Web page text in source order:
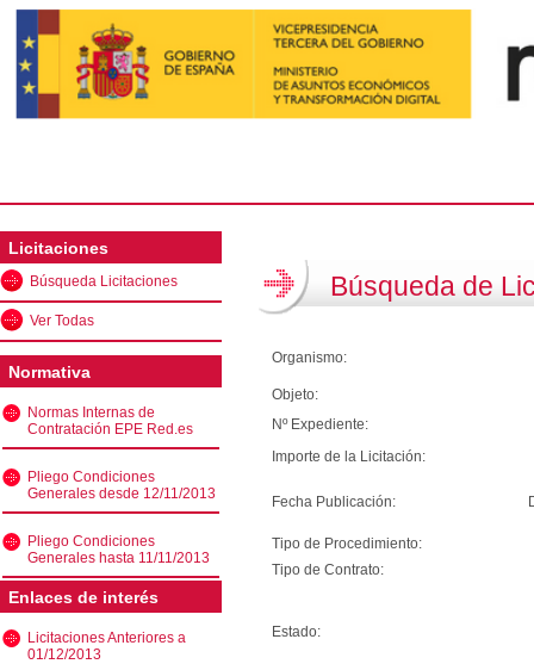
Licitaciones
Búsqueda Licitaciones
Ver Todas
Normativa
Normas Internas de
Contratación EPE Red.es
Pliego Condiciones
Generales desde 12/11/2013
Pliego Condiciones
Generales hasta 11/11/2013
Enlaces de interés
Licitaciones Anteriores a
01/12/2013
Búsqueda de
Organismo:
Objeto:
Nº Expediente:
Importe de la Licitación:
Fecha Publicación:
Tipo de Procedimiento:
Tipo de Contrato:
Estado: